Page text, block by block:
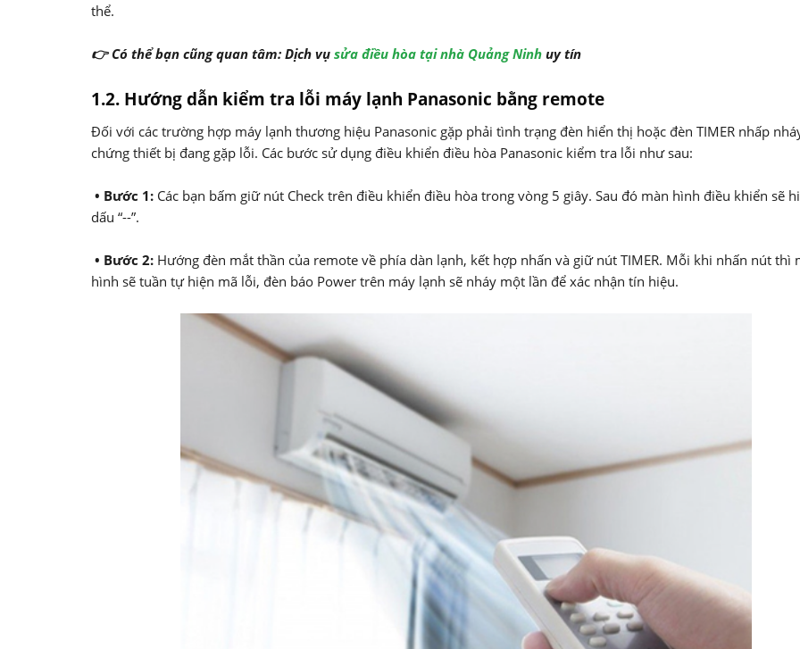
thể.
👉 Có thể bạn cũng quan tâm: Dịch vụ sửa điều hòa tại nhà Quảng Ninh uy tín
1.2. Hướng dẫn kiểm tra lỗi máy lạnh Panasonic bằng remote
Đối với các trường hợp máy lạnh thương hiệu Panasonic gặp phải tình trạng đèn hiển thị hoặc đèn TIMER nhấp
chứng thiết bị đang gặp lỗi. Các bước sử dụng điều khiển điều hòa Panasonic kiểm tra lỗi như sau:
• Bước 1: Các bạn bấm giữ nút Check trên điều khiển điều hòa trong vòng 5 giây. Sau đó màn hình điều khiển sẽ
dấu “--”.
• Bước 2: Hướng đèn mắt thần của remote về phía dàn lạnh, kết hợp nhấn và giữ nút TIMER. Mỗi khi nhấn nút thì
hình sẽ tuần tự hiện mã lỗi, đèn báo Power trên máy lạnh sẽ nháy một lần để xác nhận tín hiệu.